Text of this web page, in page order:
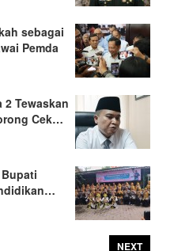
sebagai
Pemda
2 Tewaskan
Cek…
NEXT